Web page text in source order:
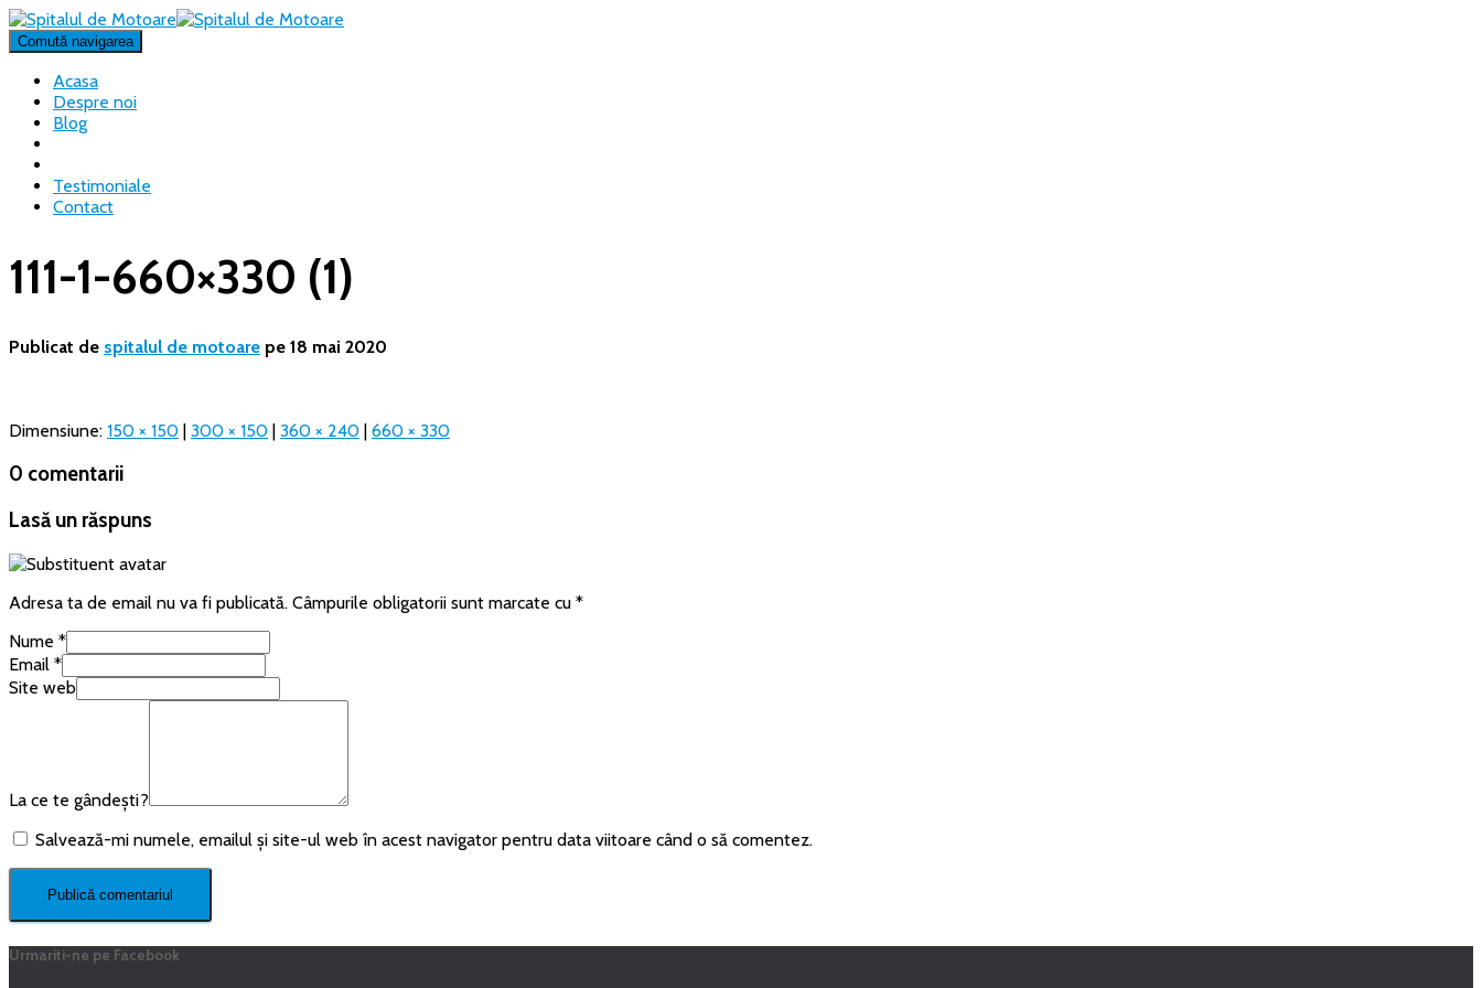
Comută navigarea
Acasa
Despre noi
Blog
Testimoniale
Contact
111-1-660×330 (1)
Publicat de spitalul de motoare pe 18 mai 2020
Dimensiune: 150 × 150 | 300 × 150 | 360 × 240 | 660 × 330
0 comentarii
Lasă un răspuns
Adresa ta de email nu va fi publicată. Câmpurile obligatorii sunt marcate cu *
Nume *
Email *
Site web
La ce te gândești?
Salvează-mi numele, emailul și site-ul web în acest navigator pentru data viitoare când o să comentez.
Urmariti-ne pe Facebook